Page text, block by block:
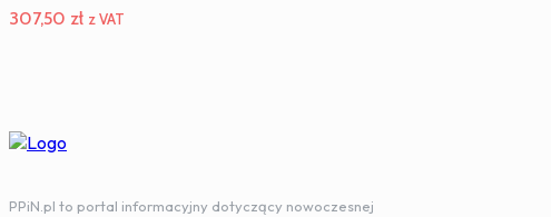
307,50 zł z VAT
PPiN.pl to portal informacyjny dotyczący nowoczesnej